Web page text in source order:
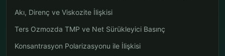
Akı, Direnç ve Viskozite İlişkisi
Ters Ozmozda TMP ve Net Sürükleyici Basınç
Konsantrasyon Polarizasyonu ile İlişkisi